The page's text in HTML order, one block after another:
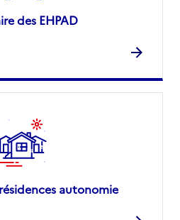
des EHPAD
autonomie